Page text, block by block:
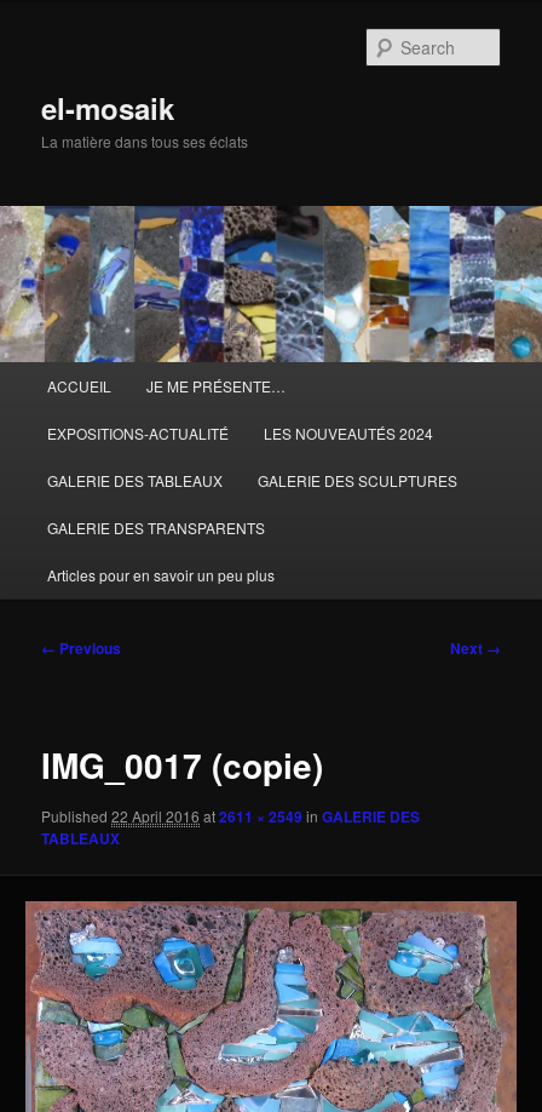
el-mosaik
La matière dans tous ses éclats
ACCUEIL JE ME PRÉSENTE…
EXPOSITIONS-ACTUALITÉ LES NOUVEAUTÉS 2024
GALERIE DES TABLEAUX GALERIE DES SCULPTURES
GALERIE DES TRANSPARENTS
Articles pour en savoir un peu plus
Image
← Previous Next →
IMG_0017 (copie)
Published22 April 2016 at2611 × 2549inGALERIE DES
TABLEAUX